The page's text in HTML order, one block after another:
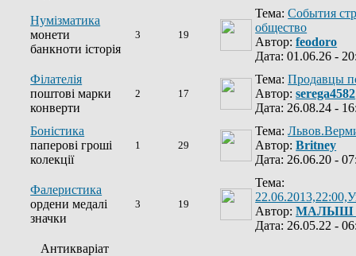
Нумізматика
монети
банкноти історія
3 19
Тема:События
общество
Автор:feodoro
Дата: 01.06.26 -
Філателія
поштові марки
конверти
2 17
Тема:Продавцы
Автор:serega4582
Дата: 26.08.24 -
Боністика
паперові гроші
колекції
1 29
Тема:
Автор:Britney
Дата: 26.06.20 -
Фалеристика
ордени медалі
значки
3 19
Тема:
Автор:МАЛЫШ
Дата: 26.05.22 -
Антикваріат